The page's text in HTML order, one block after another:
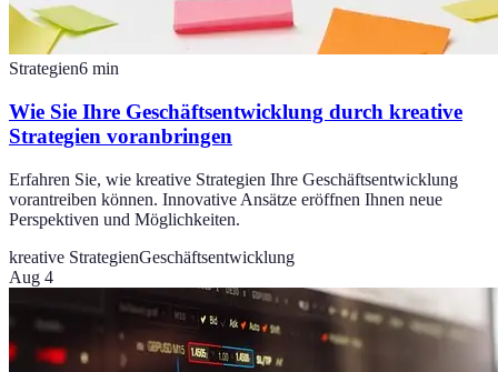
Strategien6 min
Wie Sie Ihre Geschäftsentwicklung durch kreative
Strategien voranbringen
Erfahren Sie, wie kreative Strategien Ihre Geschäftsentwicklung
vorantreiben können. Innovative Ansätze eröffnen Ihnen neue
Perspektiven und Möglichkeiten.
kreative StrategienGeschäftsentwicklung
Aug 4